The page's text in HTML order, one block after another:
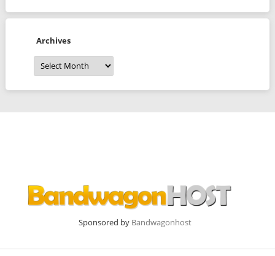
Archives
Archives
Sponsored by Bandwagonhost